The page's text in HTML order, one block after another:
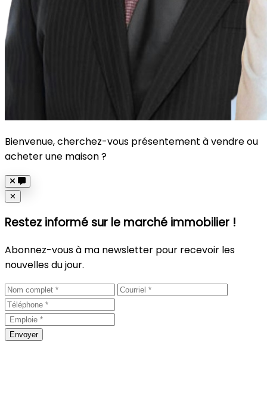
Bienvenue, cherchez-vous présentement à vendre ou
acheter une maison ?
Close
✕
Restez informé sur le marché immobilier !
Abonnez-vous à ma newsletter pour recevoir les
nouvelles du jour.
Envoyer